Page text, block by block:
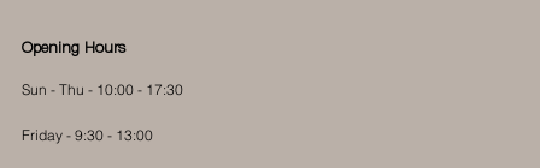
Opening Hours
Sun - Thu - 10:00 - 17:30
Friday - 9:30 - 13:00